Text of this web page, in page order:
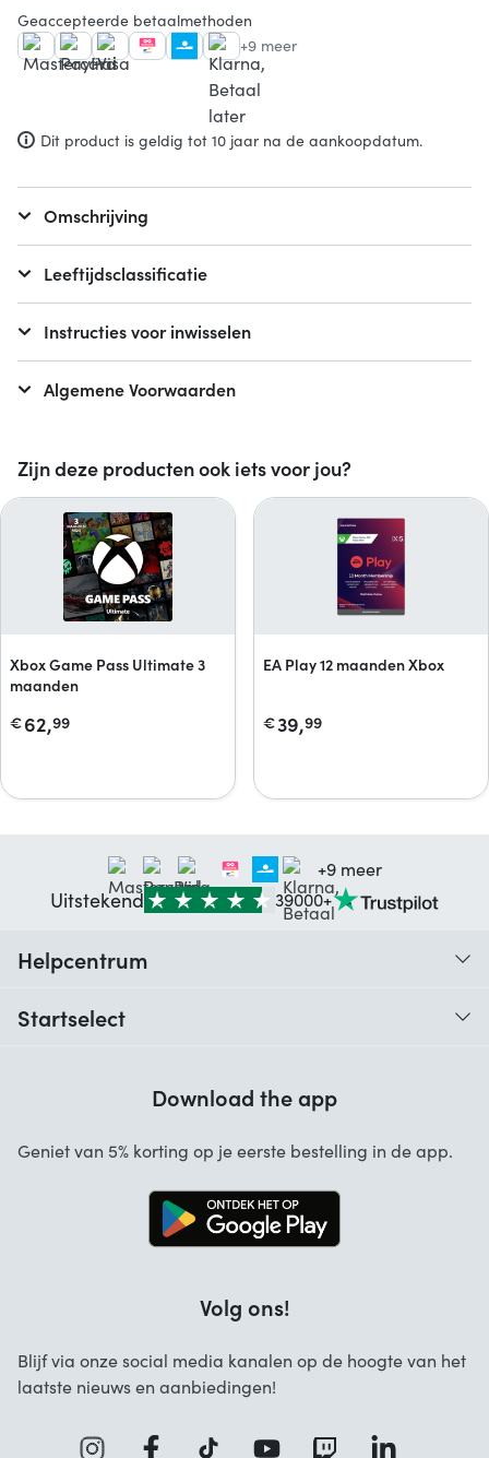
Zijn deze producten ook iets voor jou?
Xbox Game Pass Ultimate 3
maanden
€62,99
EA Play 12 maanden Xbox
€39,99
Geaccepteerde betaalmethoden
+9 meer
Dit product is geldig tot 10 jaar na de aankoopdatum.
Omschrijving
Leeftijdsclassificatie
Instructies voor inwisselen
Algemene Voorwaarden
+9 meer
Uitstekend 39000+
Helpcentrum
Startselect
Startselect App
Download the app
Geniet van 5% korting op je eerste bestelling in de app.
Volg ons!
Blijf via onze social media kanalen op de hoogte van het
laatste nieuws en aanbiedingen!